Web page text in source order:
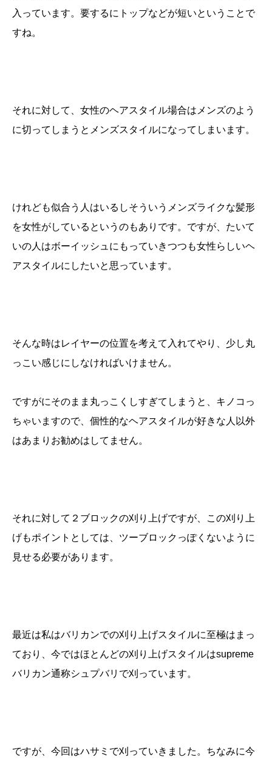
入っています。要するにトップなどが短いということで
すね。
それに対して、女性のヘアスタイル場合はメンズのよう
に切ってしまうとメンズスタイルになってしまいます。
けれども似合う人はいるしそういうメンズライクな髪形
を女性がしているというのもありです。ですが、たいて
いの人はボーイッシュにもっていきつつも女性らしいヘ
アスタイルにしたいと思っています。
そんな時はレイヤーの位置を考えて入れてやり、少し丸
っこい感じにしなければいけません。
ですがにそのまま丸っこくしすぎてしまうと、キノコっ
ちゃいますので、個性的なヘアスタイルが好きな人以外
はあまりお勧めはしてません。
それに対して２ブロックの刈り上げですが、この刈り上
げもポイントとしては、ツーブロックっぽくないように
見せる必要があります。
最近は私はバリカンでの刈り上げスタイルに至極はまっ
ており、今ではほとんどの刈り上げスタイルはsupreme
バリカン通称シュプバリで刈っています。
ですが、今回はハサミで刈っていきました。ちなみに今